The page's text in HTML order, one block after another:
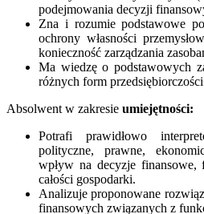
podejmowania decyzji
Zna i rozumie podstawowe
ochrony własności
konieczność zarządzania
Ma wiedzę o podstawowych
różnych form
Absolwent w zakresie umiejętności:
Potrafi prawidłowo
polityczne, prawne,
wpływ na decyzje
całości gospodarki.
Analizuje proponowane
finansowych związanych z